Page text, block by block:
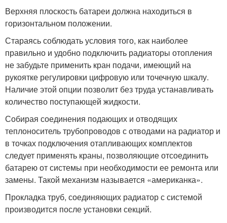
Верхняя плоскость батареи должна находиться в
горизонтальном положении.
Стараясь соблюдать условия того, как наиболее
правильно и удобно подключить радиаторы отопления
не забудьте применить кран подачи, имеющий на
рукоятке регулировки цифровую или точечную шкалу.
Наличие этой опции позволит без труда устанавливать
количество поступающей жидкости.
Собирая соединения подающих и отводящих
теплоноситель трубопроводов с отводами на радиатор и
в точках подключения отапливающих комплектов
следует применять краны, позволяющие отсоединить
батарею от системы при необходимости ее ремонта или
замены. Такой механизм называется «американка».
Прокладка труб, соединяющих радиатор с системой
производится после установки секций.